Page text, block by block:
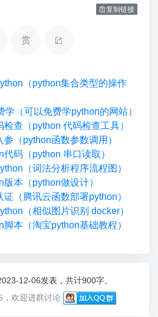
复制链接
赏
（python集合类型的操作
学（可以免费学python的网站）
检查（python 代码检查工具）
（python函数参数调用）
码（python 串口读取）
（词法分析程序流程图）
本（python做设计）
（腾讯云函数部署python）
（相似图片识别 docker）
本（淘宝python基础教程）
12-06发表，共计900字。
，欢迎进群讨论